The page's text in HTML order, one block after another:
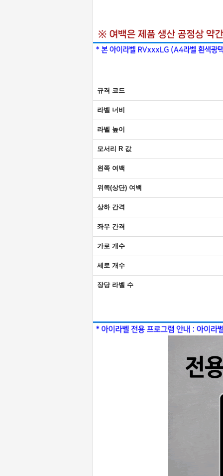
규격 코드
라벨 너비
라벨 높이
모서리 R 값
왼쪽 여백
위쪽(상단) 여백
상하 간격
좌우 간격
가로 개수
세로 개수
장당 라벨 수